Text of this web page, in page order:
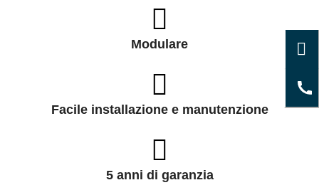
Modulare
Facile installazione e manutenzione
5 anni di garanzia